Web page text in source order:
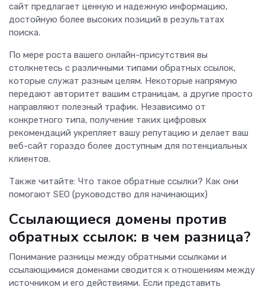
сайт предлагает ценную и надежную информацию,
достойную более высоких позиций в результатах
поиска.
По мере роста вашего онлайн-присутствия вы
столкнетесь с различными типами обратных ссылок,
которые служат разным целям. Некоторые напрямую
передают авторитет вашим страницам, а другие просто
направляют полезный трафик. Независимо от
конкретного типа, получение таких цифровых
рекомендаций укрепляет вашу репутацию и делает ваш
веб-сайт гораздо более доступным для потенциальных
клиентов.
Также читайте: Что такое обратные ссылки? Как они
помогают SEO (руководство для начинающих)
Ссылающиеся домены против
обратных ссылок: в чем разница?
Понимание разницы между обратными ссылками и
ссылающимися доменами сводится к отношениям между
источником и его действиями. Если представить